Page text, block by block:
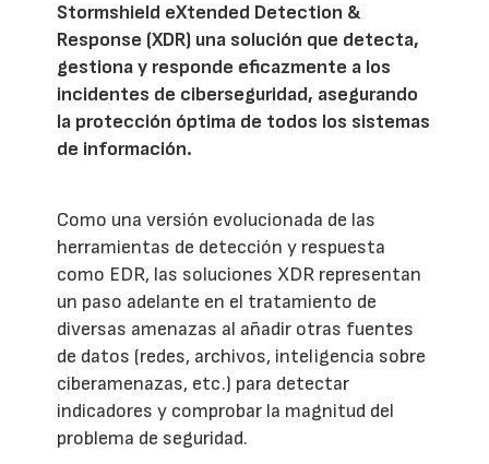
Stormshield eXtended Detection &
Response (XDR) una solución que detecta,
gestiona y responde eficazmente a los
incidentes de ciberseguridad, asegurando
la protección óptima de todos los sistemas
de información.
Como una versión evolucionada de las
herramientas de detección y respuesta
como EDR, las soluciones XDR representan
un paso adelante en el tratamiento de
diversas amenazas al añadir otras fuentes
de datos (redes, archivos, inteligencia sobre
ciberamenazas, etc.) para detectar
indicadores y comprobar la magnitud del
problema de seguridad.